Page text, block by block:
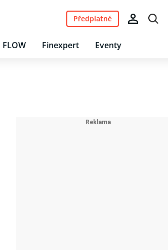
FLOW Finexpert Eventy
Předplatné